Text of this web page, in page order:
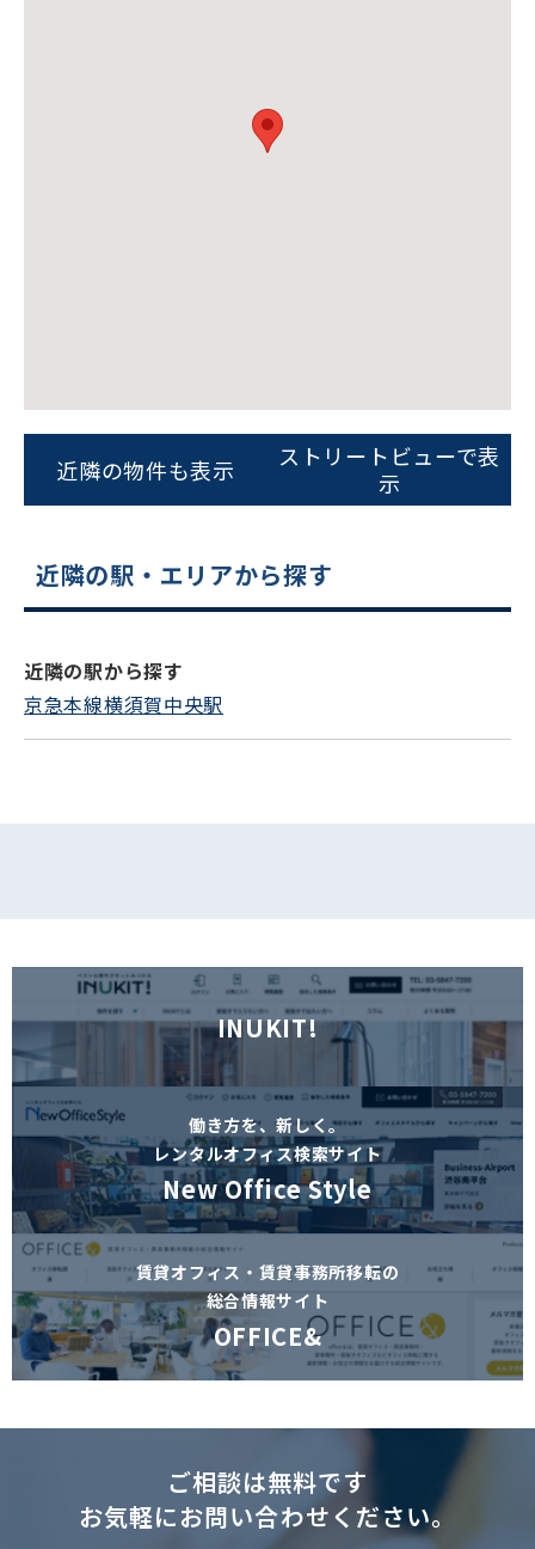
0120-620-213
電話でお問い合わせ
近隣の物件も表示
ストリートビューで表
示
近隣の駅・エリアから探す
近隣の駅から探す
京急本線横須賀中央駅
INUKIT!
働き方を、新しく。
レンタルオフィス検索サイト
New Office Style
賃貸オフィス・賃貸事務所移転の
総合情報サイト
OFFICE&
ご相談は無料です
お気軽にお問い合わせください。